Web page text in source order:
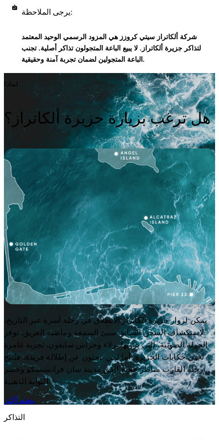
يرجى الملاحظة:
شركة ألكاتراز سيتي كروزز هي المزود الرسمي الوحيد المعتمد
لتذاكر جزيرة ألكاتراز. لا يبيع الباعة المتجولون تذاكر أصلية. تجنب
الباعة المتجولين لضمان تجربة آمنة وحقيقية.
لماذا
هل ترغب بزيارة جزيرة ألكاتراز؟
يمكن لزوار جزيرة ألكاتراز الانطلاق في رحلة آسرة عبر التاريخ،
لاستكشاف السجن السابق سيئ السمعة وماضيه العريق. توفر
الجولة الصوتية، التي يرويها نزلاء وحراس سابقون، تجربة غامرة
تُحيي حكايات الجزيرة. أما لمن يبحثون عن إطلالة فريدة، فتُتيح
رحلة القارب مناظر خلابة لأفق مدينة سان فرانسيسكو وجسر
البوابة الذهبية.
يتعلم أكثر
التذاكر